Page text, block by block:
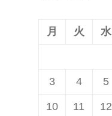
月 火 水
3 4 5
10 11 12